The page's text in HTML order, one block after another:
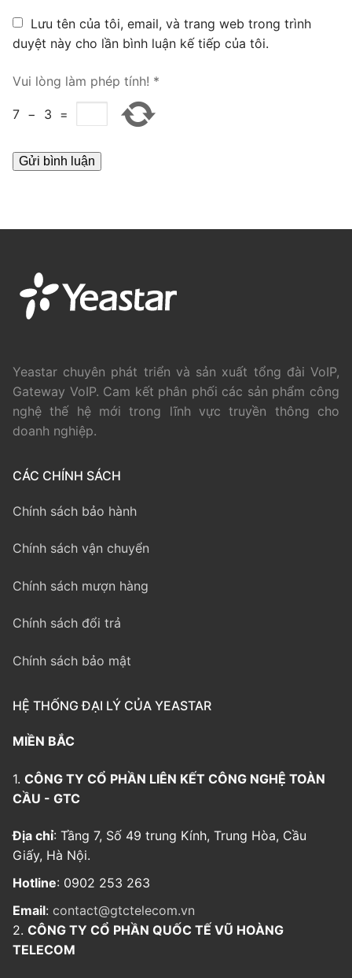
PRI VoIP Gateway TE100
PRI VoIP Gateway TE200
BRI VoIP Gateway
LIÊN HỆ
TIN TỨC
Lưu tên của tôi, email, và trang web trong trình
duyệt này cho lần bình luận kế tiếp của tôi.
Vui lòng làm phép tính! *
7 − 3 =
Yeastar chuyên phát triển và sản xuất tổng đài VoIP,
Gateway VoIP. Cam kết phân phối các sản phẩm công
nghệ thế hệ mới trong lĩnh vực truyền thông cho
doanh nghiệp.
CÁC CHÍNH SÁCH
Chính sách bảo hành
Chính sách vận chuyển
Chính sách mượn hàng
Chính sách đổi trả
Chính sách bảo mật
HỆ THỐNG ĐẠI LÝ CỦA YEASTAR
MIỀN BẮC
1. CÔNG TY CỔ PHẦN LIÊN KẾT CÔNG NGHỆ TOÀN
CẦU - GTC
Địa chỉ: Tầng 7, Số 49 trung Kính, Trung Hòa, Cầu
Giấy, Hà Nội.
Hotline: 0902 253 263
Email: contact@gtctelecom.vn
2. CÔNG TY CỔ PHẦN QUỐC TẾ VŨ HOÀNG
TELECOM